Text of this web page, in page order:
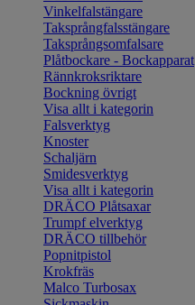
Vinkelfalstängare
Taksprångfalsstängare
Taksprångsomfalsare
Plåtbockare - Bockapparat
Rännkroksriktare
Bockning övrigt
Visa allt i kategorin
Falsverktyg
Knoster
Schaljärn
Smidesverktyg
Visa allt i kategorin
DRÄCO Plåtsaxar
Trumpf elverktyg
DRÄCO tillbehör
Popnitpistol
Krokfräs
Malco Turbosax